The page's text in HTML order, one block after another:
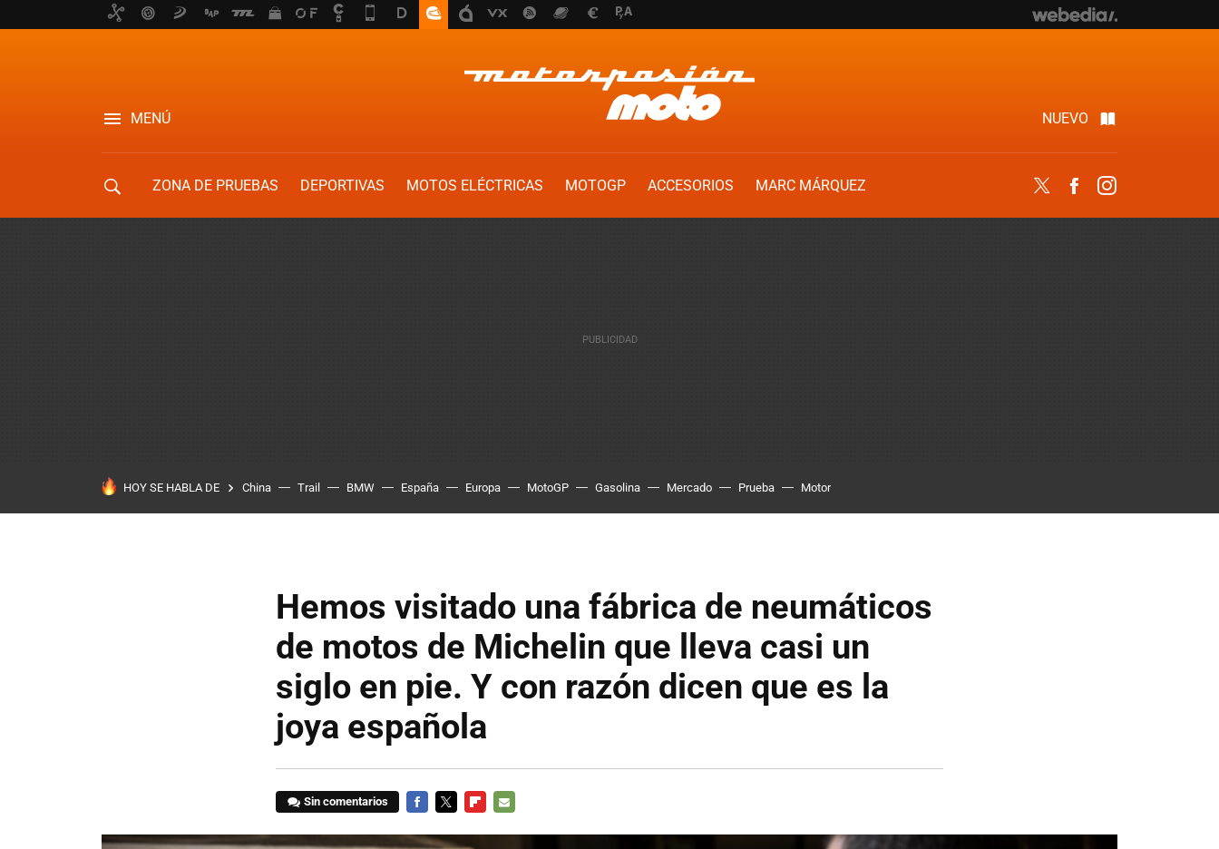
MENÚ NUEVO
ZONA DE PRUEBAS DEPORTIVAS MOTOS ELÉCTRICAS MOTOGP ACCESORIOS
MARC MÁRQUEZ
Twitter Facebook
HOY SE HABLA DE China Trail BMW España Europa MotoGP Gasolina Mercado Prueba Motor
Hemos visitado una fábrica de neumáticos
de motos de Michelin que lleva casi un
siglo en pie. Y con razón dicen que es la
joya española
Sin comentarios